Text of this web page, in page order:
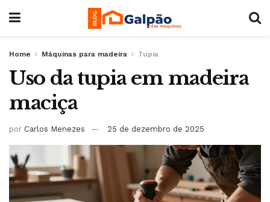
Home Máquinas para madeira Tupia
Uso da tupia em madeira
maciça
por Carlos Menezes 25 de dezembro de 2025